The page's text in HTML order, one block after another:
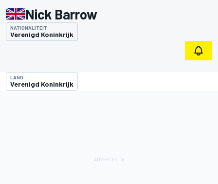
Nick Barrow
NATIONALITEIT
Verenigd Koninkrijk
LAND
Verenigd Koninkrijk